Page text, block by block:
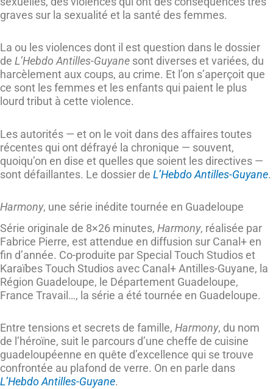
graves sur la sexualité et la santé des femmes.
La ou les violences dont il est question dans le dossier
de L’Hebdo Antilles-Guyane sont diverses et variées, du
harcèlement aux coups, au crime. Et l’on s’aperçoit que
ce sont les femmes et les enfants qui paient le plus
lourd tribut à cette violence.
Les autorités — et on le voit dans des affaires toutes
récentes qui ont défrayé la chronique — souvent,
quoiqu’on en dise et quelles que soient les directives —
sont défaillantes. Le dossier de L’Hebdo Antilles-Guyane.
Harmony, une série inédite tournée en Guadeloupe
Série originale de 8×26 minutes, Harmony, réalisée par
Fabrice Pierre, est attendue en diffusion sur Canal+ en
fin d’année. Co-produite par Special Touch Studios et
Karaïbes Touch Studios avec Canal+ Antilles-Guyane, la
Région Guadeloupe, le Département Guadeloupe,
France Travail…, la série a été tournée en Guadeloupe.
Entre tensions et secrets de famille, Harmony, du nom
de l’héroïne, suit le parcours d’une cheffe de cuisine
guadeloupéenne en quête d’excellence qui se trouve
confrontée au plafond de verre. On en parle dans
L’Hebdo Antilles-Guyane.